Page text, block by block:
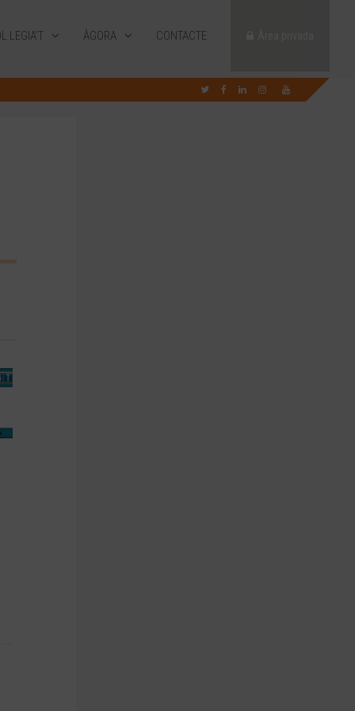
ÀGORA CONTACTE